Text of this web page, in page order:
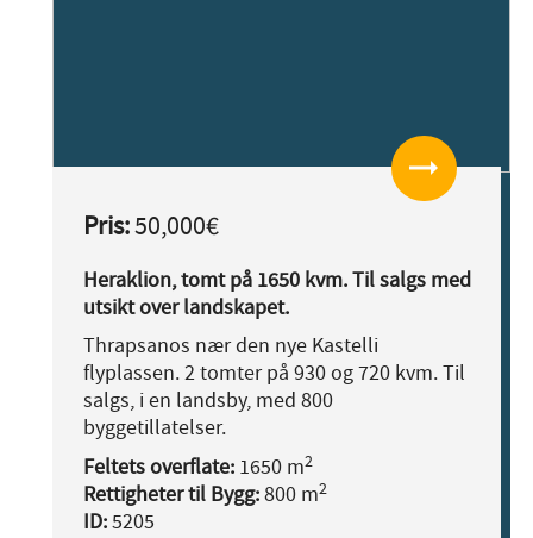
arrow_right_alt
Pris:50,000€
Heraklion, tomt på 1650 kvm. Til salgs med
utsikt over landskapet.
Thrapsanos nær den nye Kastelli
flyplassen. 2 tomter på 930 og 720 kvm. Til
salgs, i en landsby, med 800
byggetillatelser.
Feltets overflate: 1650 m2
Rettigheter til Bygg:800 m2
ID:5205